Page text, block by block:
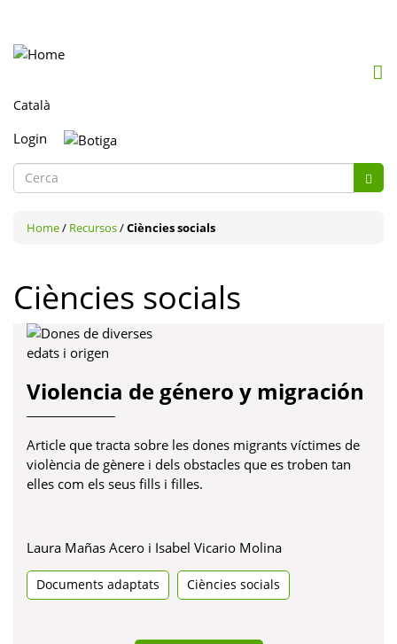
Login
Formulari
cerca
Home/ Recursos/Ciències socials
Ciències socials
Violencia de género y migración
Article que tracta sobre les dones migrants víctimes de
violència de gènere i dels obstacles que es troben tan
elles com els seus fills i filles.
Laura Mañas Acero i Isabel Vicario Molina
Documents adaptats Ciències socials